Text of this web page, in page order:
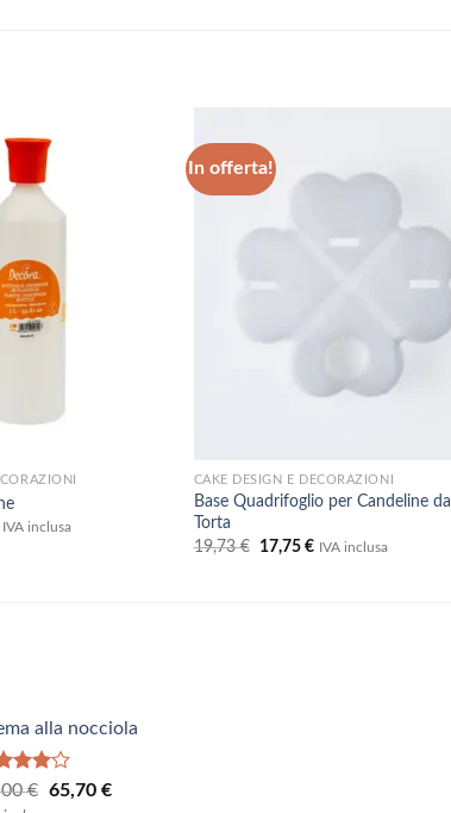
IVA inclusa
In offerta!
CAKE DESIGN E DECORAZIONI
Base Quadrifoglio per Candeline da
Torta
19,73€
Il
17,75 €IlIVA inclusa
alla nocciola
su
€ Il
65,70 €Il